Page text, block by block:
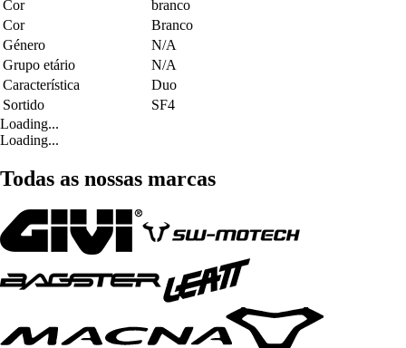
Cor
branco
Cor
Branco
Género
N/A
Grupo etário
N/A
Característica
Duo
Sortido
SF4
Loading...
Loading...
Todas as nossas marcas